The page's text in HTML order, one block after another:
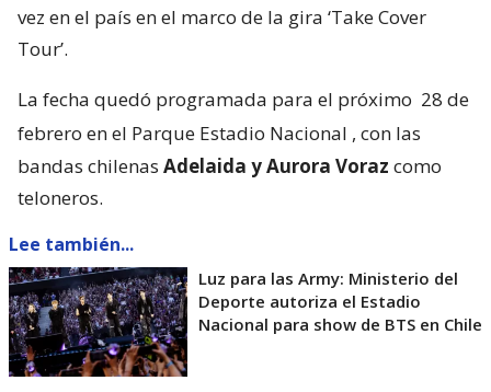
vez en el país en el marco de la gira ‘Take Cover
Tour’.
La fecha quedó programada para el próximo 28 de
febrero en el Parque Estadio Nacional , con las
bandas chilenas Adelaida y Aurora Voraz como
teloneros.
Lee también...
Luz para las Army: Ministerio del
Deporte autoriza el Estadio
Nacional para show de BTS en Chile